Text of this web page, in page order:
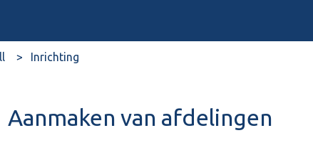
Inrichting
Aanmaken van afdelingen